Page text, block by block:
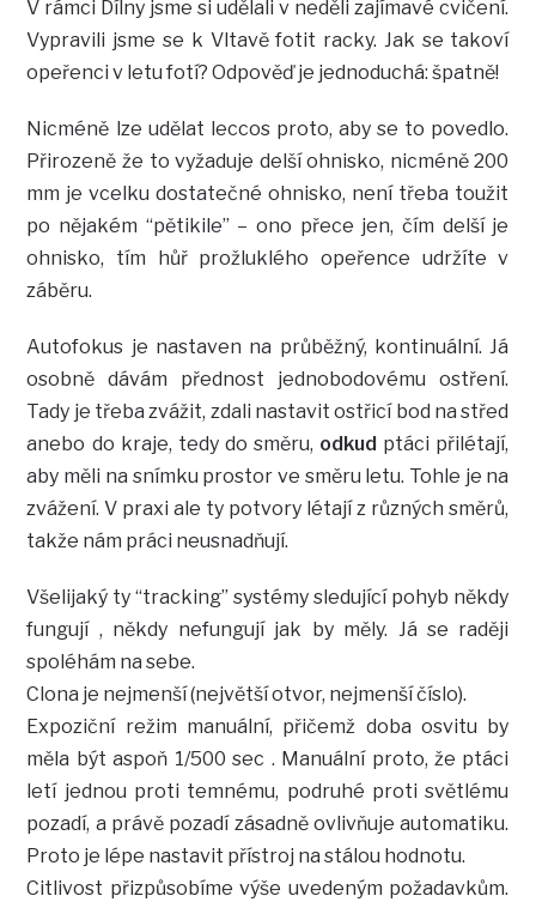
V rámci Dílny jsme si udělali v neděli zajímavé cvičení.
Vypravili jsme se k Vltavě fotit racky. Jak se takoví
opeřenci v letu fotí? Odpověď je jednoduchá: špatně!
Nicméně lze udělat leccos proto, aby se to povedlo.
Přirozeně že to vyžaduje delší ohnisko, nicméně 200
mm je vcelku dostatečné ohnisko, není třeba toužit
po nějakém “pětikile” – ono přece jen, čím delší je
ohnisko, tím hůř prožluklého opeřence udržíte v
záběru.
Autofokus je nastaven na průběžný, kontinuální. Já
osobně dávám přednost jednobodovému ostření.
Tady je třeba zvážit, zdali nastavit ostřicí bod na střed
anebo do kraje, tedy do směru, odkud ptáci přilétají,
aby měli na snímku prostor ve směru letu. Tohle je na
zvážení. V praxi ale ty potvory létají z různých směrů,
takže nám práci neusnadňují.
Všelijaký ty “tracking” systémy sledující pohyb někdy
fungují , někdy nefungují jak by měly. Já se raději
spoléhám na sebe.
Clona je nejmenší (největší otvor, nejmenší číslo).
Expoziční režim manuální, přičemž doba osvitu by
měla být aspoň 1/500 sec . Manuální proto, že ptáci
letí jednou proti temnému, podruhé proti světlému
pozadí, a právě pozadí zásadně ovlivňuje automatiku.
Proto je lépe nastavit přístroj na stálou hodnotu.
Citlivost přizpůsobíme výše uvedeným požadavkům.